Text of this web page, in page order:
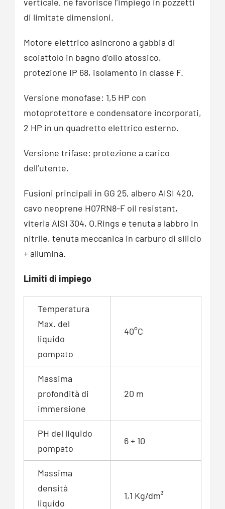
di limitate dimensioni.
Motore elettrico asincrono a gabbia di
scoiattolo in bagno d’olio atossico,
protezione IP 68, isolamento in classe F.
Versione monofase: 1,5 HP con
motoprotettore e condensatore incorporati,
2 HP in un quadretto elettrico esterno.
Versione trifase: protezione a carico
dell’utente.
Fusioni principali in GG 25, albero AISI 420,
cavo neoprene H07RN8-F oil resistant,
viteria AISI 304, O.Rings e tenuta a labbro in
nitrile, tenuta meccanica in carburo di silicio
+ allumina.
Limiti di impiego
Temperatura
Max. del
liquido
pompato
40°C
Massima
profondità di
immersione
20 m
PH del liquido
pompato
6 ÷ 10
Massima
densità
liquido
1,1 Kg/dm³